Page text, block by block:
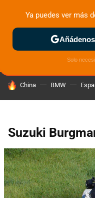
ZONA DE PRUEBAS
HOY SE HABLA DE
China BMW
Suzuki
Ya puedes ver más
Solo